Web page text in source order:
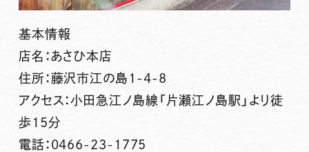
基本情報
店名：あさひ本店
住所：藤沢市江の島1-4-8
アクセス：小田急江ノ島線「片瀬江ノ島駅」より徒
歩15分
電話：0466-23-1775